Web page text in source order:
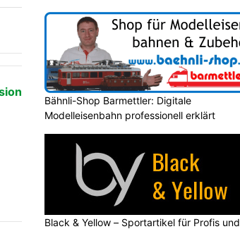
Bähnli-Shop Barmettler: Digitale
Modelleisenbahn professionell erklärt
Black & Yellow – Sportartikel für Profis und